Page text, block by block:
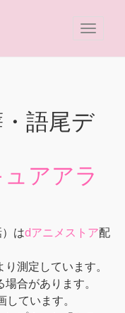
語尾デ
アアラ
はdアニメストア配
測定しています。
合があります。
ています。